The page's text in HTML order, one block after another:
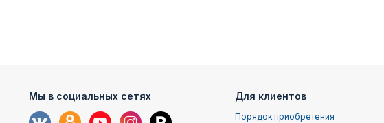
Мы в социальных сетях Для клиентов
Порядок приобретения